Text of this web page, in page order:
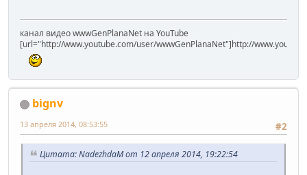
канал видео wwwGenPlanaNet на YouTube
[url="http://www.youtube.com/user/wwwGenPlanaNet"]http://
bignv
#2
13 апреля 2014, 08:53:55
Цитата: NadezhdaM от 12 апреля 2014, 19:22:54